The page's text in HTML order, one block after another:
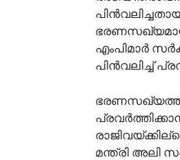
എംപിമാര്‍
പിന്‍വലിച്ച്
മന്ത്രി അലി